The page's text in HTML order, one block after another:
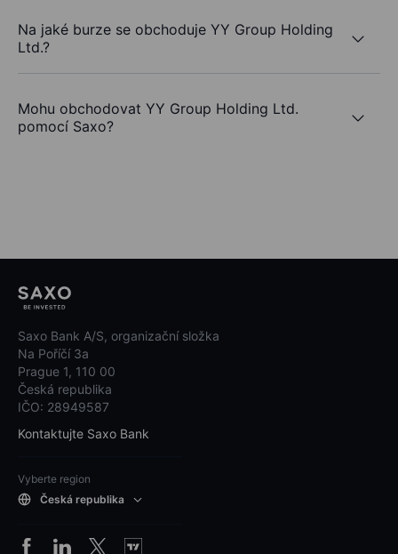
Na jaké burze se obchoduje YY Group Holding
Ltd.?
Mohu obchodovat YY Group Holding Ltd.
pomocí Saxo?
Saxo Bank A/S, organizační složka
Na Poříčí 3a
Prague 1, 110 00
Česká republika
IČO: 28949587
Kontaktujte Saxo Bank
Vyberte region
Česká republika